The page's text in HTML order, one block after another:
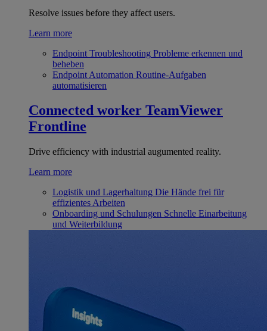
Resolve issues before they affect users.
Learn more
Endpoint Troubleshooting Probleme erkennen und
beheben
Endpoint Automation Routine-Aufgaben
automatisieren
Connected worker TeamViewer
Frontline
Drive efficiency with industrial augumented reality.
Learn more
Logistik und Lagerhaltung Die Hände frei für
effizientes Arbeiten
Onboarding und Schulungen Schnelle Einarbeitung
und Weiterbildung